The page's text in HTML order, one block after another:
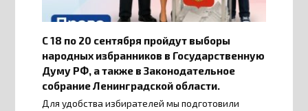
С 18 по 20 сентября пройдут выборы
народных избранников в Государственную
Думу РФ, а также в Законодательное
собрание Ленинградской области.
Для удобства избирателей мы подготовили